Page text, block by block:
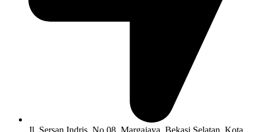
Jl. Sersan Indris, No.08, Margajaya, Bekasi Selatan, Kota